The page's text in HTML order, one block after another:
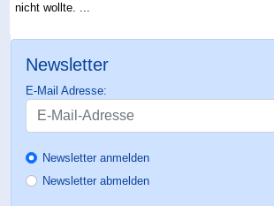
nicht wollte. ...
Newsletter
E-Mail Adresse:
Newsletter anmelden
Newsletter abmelden